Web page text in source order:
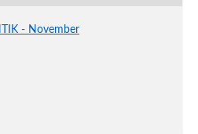
- November